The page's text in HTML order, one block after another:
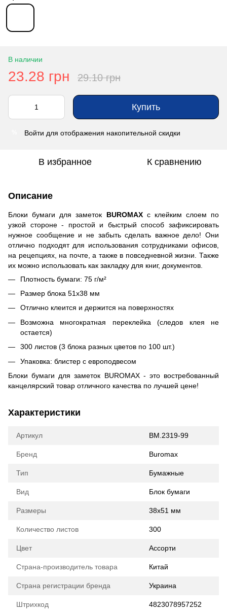
В наличии
23.28 грн 29.10 грн
Купить
Войти для отображения накопительной скидки
В избранное К сравнению
Описание
Блоки бумаги для заметок BUROMAXс клейким слоем по
узкой стороне - простой и быстрый способ зафиксировать
нужное сообщение и не забыть сделать важное дело! Они
отлично подходят для использования сотрудниками офисов,
на рецепциях, на почте, а также в повседневной жизни. Также
их можно использовать как закладку для книг, документов.
Плотность бумаги: 75 г/м²
Размер блока 51х38 мм
Отлично клеится и держится на поверхностях
Возможна многократная переклейка (следов клея не
остается)
300 листов (3 блока разных цветов по 100 шт.)
Упаковка: блистер с европодвесом
Блоки бумаги для заметок BUROMAX - это востребованный
канцелярский товар отличного качества по лучшей цене!
Характеристики
Артикул BM.2319-99
Бренд Buromax
Тип Бумажные
Вид Блок бумаги
Размеры 38x51 мм
Количество листов 300
Цвет Ассорти
Страна-производитель товара Китай
Страна регистрации бренда Украина
Штрихкод 4823078957252